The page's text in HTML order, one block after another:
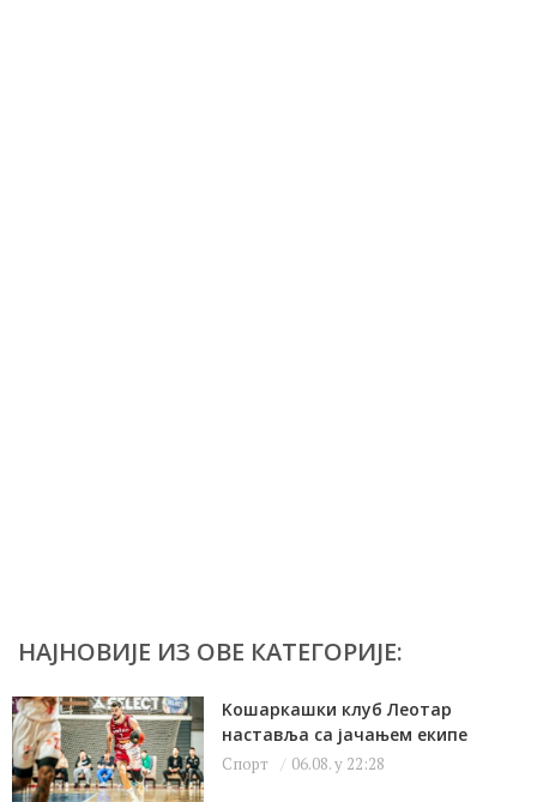
НАЈНОВИЈЕ ИЗ ОВЕ КАТЕГОРИЈЕ:
Kошаркашки клуб Леотар
наставља са јачањем екипе
Спорт 06.08. у 22:28